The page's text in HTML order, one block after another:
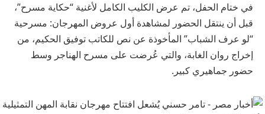
في ختام الحفل، تم عرض الكليب الكامل لأغنية “حكاية مسرح”،
قبل أن ينتقل الحضور لمشاهدة أول عروض المهرجان: مسرحية
“لو عرف الشباب” المأخوذة عن نص للكاتب توفيق الحكيم، من
إخراج روان الغابة، والتي عُرضت على مسرح الهناجر وسط
حضور جماهيري كبير.